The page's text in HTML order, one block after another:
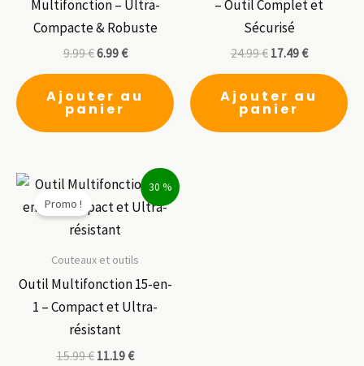
Multifonction – Ultra-
Compacte & Robuste
9.99€6.99€
Ajouter au
panier
– Outil Complet et
Sécurisé
24.99€ 17.49€
Ajouter au
panier
30 %
Promo !
Couteaux et outils
Outil Multifonction 15-en-
1 – Compact et Ultra-
résistant
15.99€ 11.19€